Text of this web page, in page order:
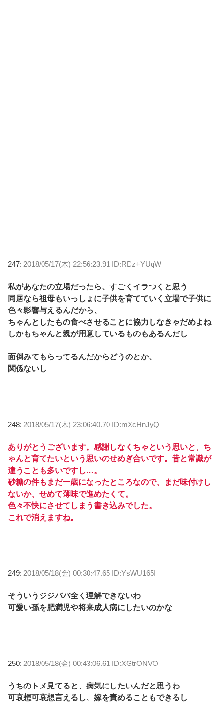
247: 2018/05/17(木) 22:56:23.91 ID:RDz+YUqW
私があなたの立場だったら、すごくイラつくと思う
同居なら祖母もいっしょに子供を育てていく立場で子供に
色々影響与えるんだから、
ちゃんとしたもの食べさせることに協力しなきゃだめよね
しかもちゃんと親が用意しているものもあるんだし
面倒みてもらってるんだからどうのとか、
関係ないし
248: 2018/05/17(木) 23:06:40.70 ID:mXcHnJyQ
ありがとうございます。感謝しなくちゃという思いと、ち
ゃんと育てたいという思いのせめぎ合いです。昔と常識が
違うことも多いですし…。
砂糖の件もまだ一歳になったところなので、まだ味付けし
ないか、せめて薄味で進めたくて。
色々不快にさせてしまう書き込みでした。
これで消えますね。
249: 2018/05/18(金) 00:30:47.65 ID:YsWU165I
そういうジジババ全く理解できないわ
可愛い孫を肥満児や将来成人病にしたいのかな
250: 2018/05/18(金) 00:43:06.61 ID:XGtrONVO
うちのトメ見てると、病気にしたいんだと思うわ
可哀想可哀想言えるし、嫁を責めることもできるし